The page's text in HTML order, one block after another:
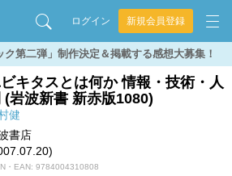
ログイン 新規会員登録
ク第二弾」制作決定＆掲載する感想大募集！
キタスとは何か 情報・技術・人
(岩波新書 新赤版1080)
健
書店
・EAN: 9784004310808